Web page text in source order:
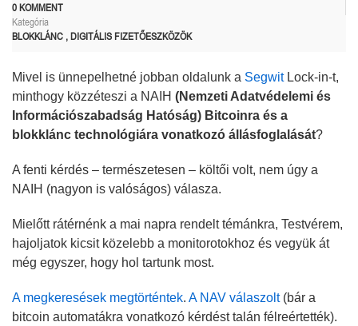
0 KOMMENT
Kategória
BLOKKLÁNC , DIGITÁLIS FIZETŐESZKÖZÖK
Mivel is ünnepelhetné jobban oldalunk a SegwitLock-in-t,
minthogy közzéteszi a NAIH (Nemzeti Adatvédelemi és
Információszabadság Hatóság) Bitcoinra és a
blokklánc technológiára vonatkozó állásfoglalását?
A fenti kérdés – természetesen – költői volt, nem úgy a
NAIH (nagyon is valóságos) válasza.
Mielőtt rátérnénk a mai napra rendelt témánkra, Testvérem,
hajoljatok kicsit közelebb a monitorotokhoz és vegyük át
még egyszer, hogy hol tartunk most.
A megkeresések megtörténtek. A NAV válaszolt (bár a
bitcoin automatákra vonatkozó kérdést talán félreértették).